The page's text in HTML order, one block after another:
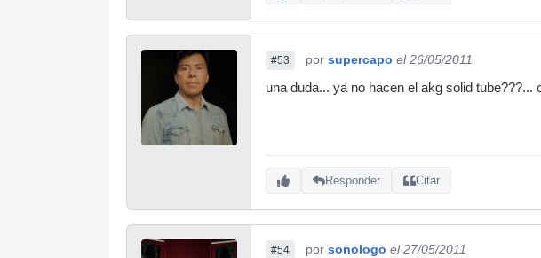
#53 por supercapo el 26/05/2011
una duda... ya no hacen el akg solid
Responder Citar
#54 por sonologo el 27/05/2011